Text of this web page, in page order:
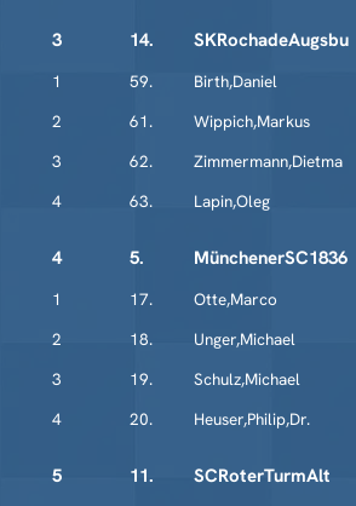
3 14. SKRochadeAugsbu
1 59. Birth,Daniel
2
61. Wippich,Markus
3
62. Zimmermann,Dietma
4
63. Lapin,Oleg
4 5. MünchenerSC1836
1 17. Otte,Marco
2
18. Unger,Michael
3
19. Schulz,Michael
4
20. Heuser,Philip,Dr.
5 11. SCRoterTurmAlt